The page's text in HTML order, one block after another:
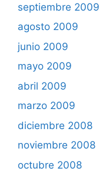
septiembre 2009
agosto 2009
junio 2009
mayo 2009
abril 2009
marzo 2009
diciembre 2008
noviembre 2008
octubre 2008